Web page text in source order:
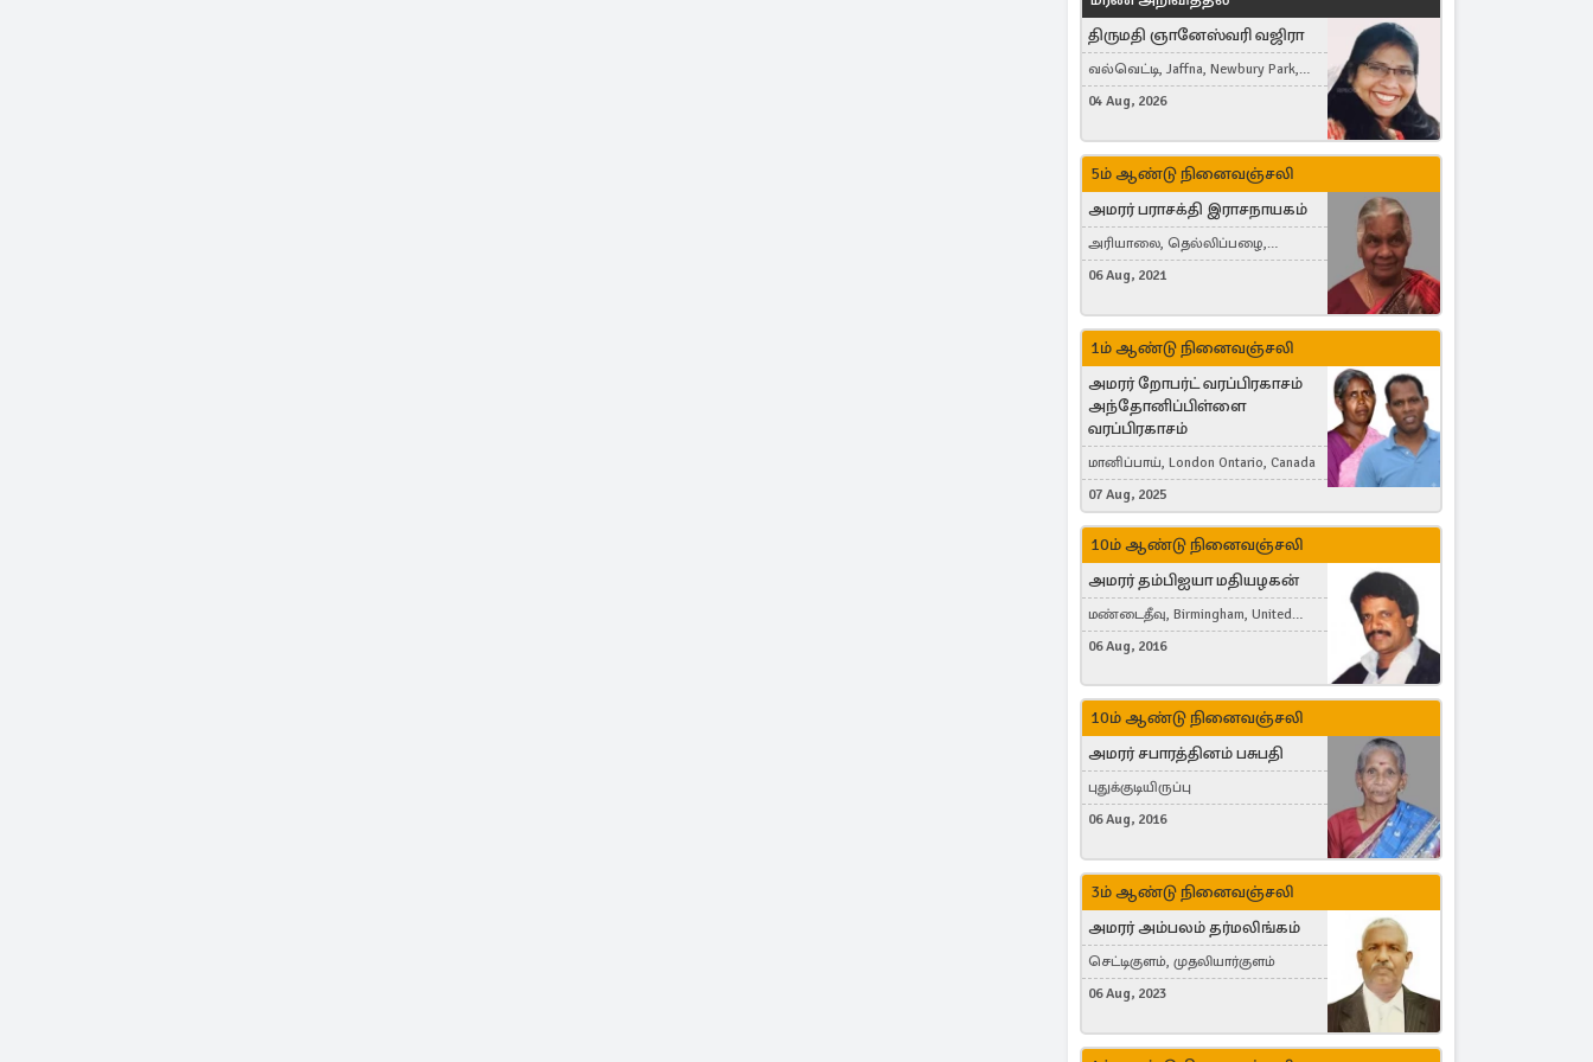
திருமதி ஞானேஸ்வரி வஜிரா
வல்வெட்டி, Jaffna, Newbury Park,
United Kingdom
04 Aug, 2026
5ம் ஆண்டு நினைவஞ்சலி
அமரர் பராசக்தி இராசநாயகம்
அரியாலை, தெல்லிப்பழை,
Montreal, Canada
06 Aug, 2021
1ம் ஆண்டு நினைவஞ்சலி
அமரர் றோபர்ட் வரப்பிரகாசம்
அந்தோனிப்பிள்ளை
வரப்பிரகாசம்
மானிப்பாய், London Ontario, Canada
07 Aug, 2025
10ம் ஆண்டு நினைவஞ்சலி
அமரர் தம்பிஐயா மதியழகன்
மண்டைதீவு, Birmingham, United
Kingdom
06 Aug, 2016
10ம் ஆண்டு நினைவஞ்சலி
அமரர் சபாரத்தினம் பசுபதி
புதுக்குடியிருப்பு
06 Aug, 2016
3ம் ஆண்டு நினைவஞ்சலி
அமரர் அம்பலம் தர்மலிங்கம்
செட்டிகுளம், முதலியார்குளம்
06 Aug, 2023